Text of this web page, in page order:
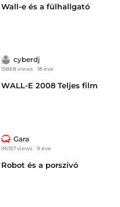
Wall-e és a fülhallgató
cyberdj
15868 views 18 éve
WALL-E 2008 Teljes film
Gara
96157 views 9 éve
Robot és a porszívó